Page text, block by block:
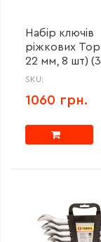
Набір ключів
ріжкових
22 мм, 8 шт)
SKU:
1060 грн.